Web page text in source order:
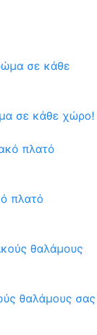
σε κάθε χώρο!
πλατό
θαλάμους σας